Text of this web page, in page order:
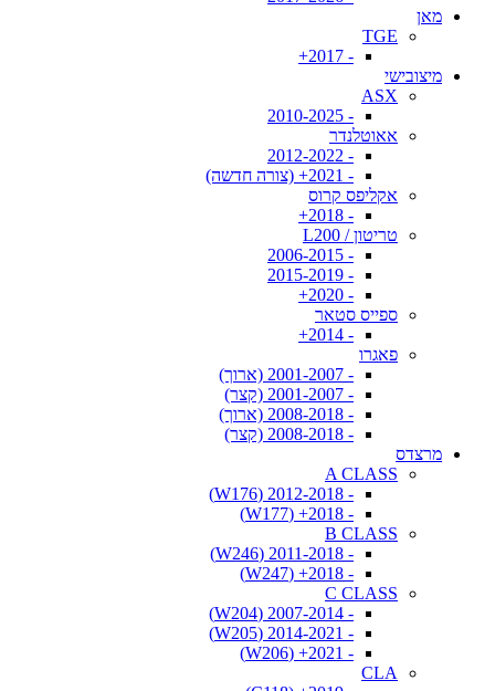
מאן
TGE
- 2017+
מיצובישי
ASX
- 2010-2025
אאוטלנדר
- 2012-2022
- 2021+ (צורה חדשה)
אקליפס קרוס
- 2018+
טריטון / L200
- 2006-2015
- 2015-2019
- 2020+
ספייס סטאר
- 2014+
פאגרו
- 2001-2007 (ארוך)
- 2001-2007 (קצר)
- 2008-2018 (ארוך)
- 2008-2018 (קצר)
מרצדס
A CLASS
- 2012-2018 (W176)
- 2018+ (W177)
B CLASS
- 2011-2018 (W246)
- 2018+ (W247)
C CLASS
- 2007-2014 (W204)
- 2014-2021 (W205)
- 2021+ (W206)
CLA